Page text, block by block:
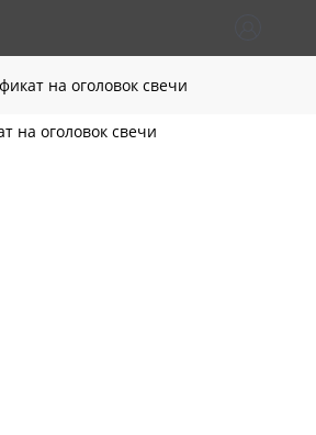
на оголовок свечи
на оголовок свечи